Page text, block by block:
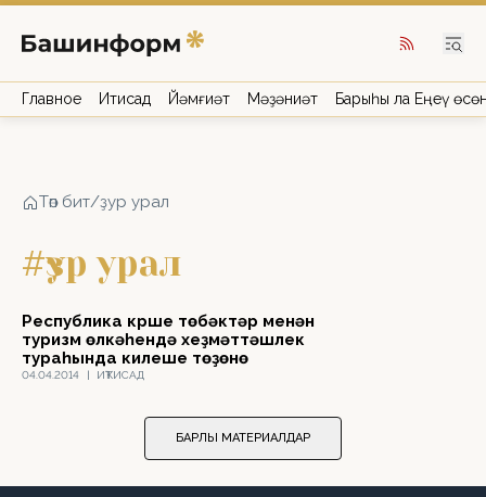
Главное Иҡтисад Йәмғиәт Мәҙәниәт Барыһы ла Еңеү
Төп бит/ҙур урал
#ҙур урал
04.04.2014 | ИҠТИСАД
Республика күрше төбәктәр менән
туризм өлкәһендә хеҙмәттәшлек
тураһында килешеү төҙөнө
БАРЛЫҠ МАТЕРИАЛДАР